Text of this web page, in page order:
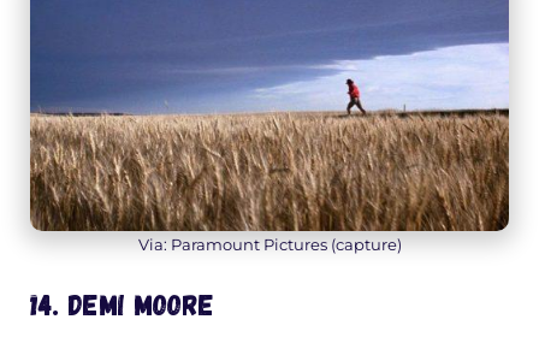
Via: Paramount Pictures (capture)
14. Demi Moore